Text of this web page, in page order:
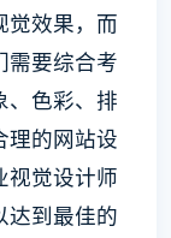
觉效果，而
需要综合考
、色彩、排
理的网站设
视觉设计师
达到最佳的